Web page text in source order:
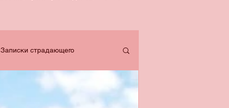
Записки страдающего